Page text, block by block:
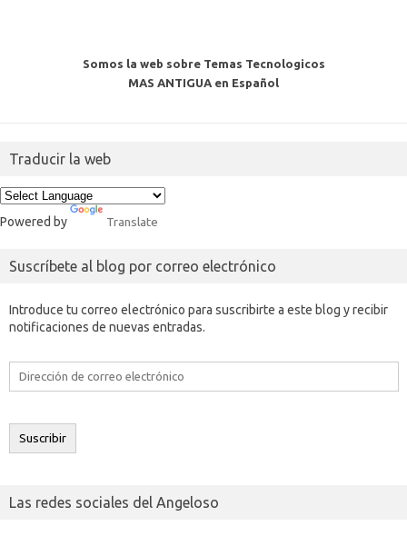
Somos la web sobre Temas Tecnologicos
MAS ANTIGUA en Español
Traducir la web
Powered by Translate
Suscríbete al blog por correo electrónico
Introduce tu correo electrónico para suscribirte a este blog y recibir
notificaciones de nuevas entradas.
Dirección
electrónico
Suscribir
Las redes sociales del Angeloso